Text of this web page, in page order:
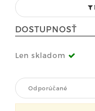
DOSTUPNOSŤ
Len skladom
Odporúčané